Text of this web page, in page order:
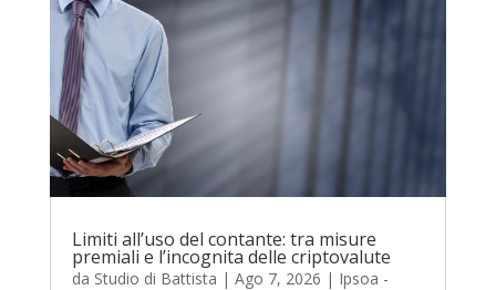
Limiti all’uso del contante: tra misure
premiali e l’incognita delle criptovalute
da Studio di Battista | Ago 7, 2026 | Ipsoa -